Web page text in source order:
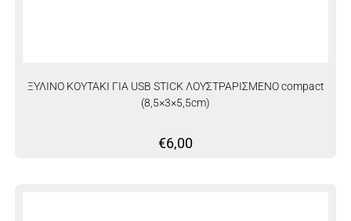
ΞΥΛΙΝΟ ΚΟΥΤΑΚΙ ΓΙΑ USB STICK ΛΟΥΣΤΡΑΡΙΣΜΕΝΟ compact
(8,5×3×5,5cm)
€6,00